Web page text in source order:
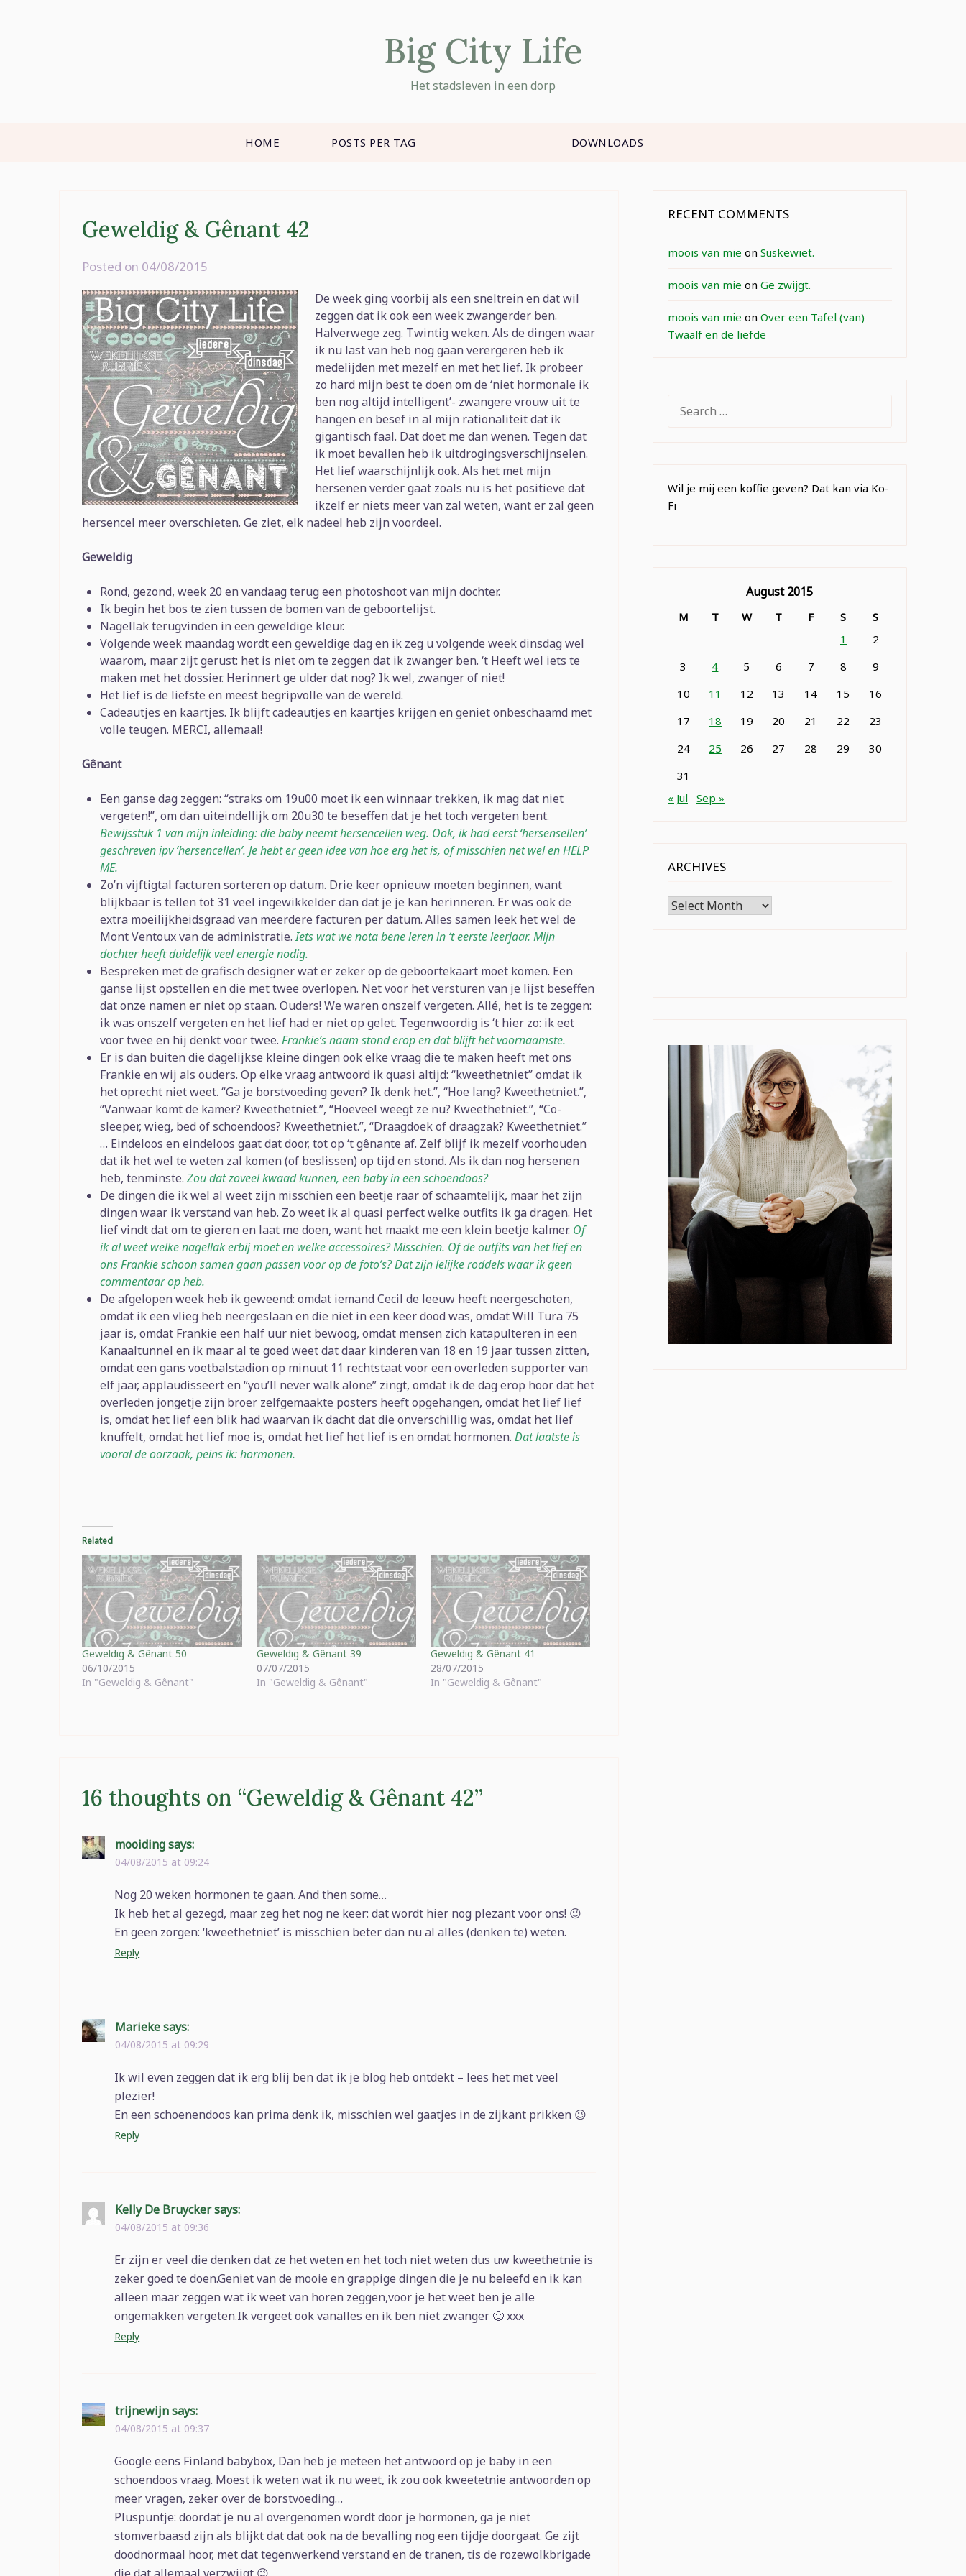
Big City Life
Het stadsleven in een dorp
HOME POSTS PER TAG DOWNLOADS
Geweldig & Gênant 42
Posted on 04/08/2015
rominatje
De week ging voorbij als een sneltrein en dat wil
zeggen dat ik ook een week zwangerder ben.
Halverwege zeg. Twintig weken. Als de dingen waar
ik nu last van heb nog gaan verergeren heb ik
medelijden met mezelf en met het lief. Ik probeer
zo hard mijn best te doen om de ‘niet hormonale ik
ben nog altijd intelligent’- zwangere vrouw uit te
hangen en besef in al mijn rationaliteit dat ik
gigantisch faal. Dat doet me dan wenen. Tegen dat
ik moet bevallen heb ik uitdrogingsverschijnselen.
Het lief waarschijnlijk ook. Als het met mijn
hersenen verder gaat zoals nu is het positieve dat
ikzelf er niets meer van zal weten, want er zal geen
hersencel meer overschieten. Ge ziet, elk nadeel heb zijn voordeel.
Geweldig
Rond, gezond, week 20 en vandaag terug een photoshoot van mijn dochter.
Ik begin het bos te zien tussen de bomen van de geboortelijst.
Nagellak terugvinden in een geweldige kleur.
Volgende week maandag wordt een geweldige dag en ik zeg u volgende week dinsdag wel
waarom, maar zijt gerust: het is niet om te zeggen dat ik zwanger ben. ‘t Heeft wel iets te
maken met het dossier. Herinnert ge ulder dat nog? Ik wel, zwanger of niet!
Het lief is de liefste en meest begripvolle van de wereld.
Cadeautjes en kaartjes. Ik blijft cadeautjes en kaartjes krijgen en geniet onbeschaamd met
volle teugen. MERCI, allemaal!
Gênant
Een ganse dag zeggen: “straks om 19u00 moet ik een winnaar trekken, ik mag dat niet
vergeten!”, om dan uiteindellijk om 20u30 te beseffen dat je het toch vergeten bent.
Bewijsstuk 1 van mijn inleiding: die baby neemt hersencellen weg. Ook, ik had eerst ‘hersensellen’
geschreven ipv ‘hersencellen’. Je hebt er geen idee van hoe erg het is, of misschien net wel en HELP
ME.
Zo’n vijftigtal facturen sorteren op datum. Drie keer opnieuw moeten beginnen, want
blijkbaar is tellen tot 31 veel ingewikkelder dan dat je je kan herinneren. Er was ook de
extra moeilijkheidsgraad van meerdere facturen per datum. Alles samen leek het wel de
Mont Ventoux van de administratie.Iets wat we nota bene leren in ‘t eerste leerjaar. Mijn
dochter heeft duidelijk veel energie nodig.
Bespreken met de grafisch designer wat er zeker op de geboortekaart moet komen. Een
ganse lijst opstellen en die met twee overlopen. Net voor het versturen van je lijst beseffen
dat onze namen er niet op staan. Ouders! We waren onszelf vergeten. Allé, het is te zeggen:
ik was onszelf vergeten en het lief had er niet op gelet. Tegenwoordig is ‘t hier zo: ik eet
voor twee en hij denkt voor twee.Frankie’s naam stond erop en dat blijft het voornaamste.
Er is dan buiten die dagelijkse kleine dingen ook elke vraag die te maken heeft met ons
Frankie en wij als ouders. Op elke vraag antwoord ik quasi altijd: “kweethetniet” omdat ik
het oprecht niet weet. “Ga je borstvoeding geven? Ik denk het.”, “Hoe lang? Kweethetniet.”,
“Vanwaar komt de kamer? Kweethetniet.”, “Hoeveel weegt ze nu? Kweethetniet.”, “Co-
sleeper, wieg, bed of schoendoos? Kweethetniet.”, “Draagdoek of draagzak? Kweethetniet.”
… Eindeloos en eindeloos gaat dat door, tot op ‘t gênante af. Zelf blijf ik mezelf voorhouden
dat ik het wel te weten zal komen (of beslissen) op tijd en stond. Als ik dan nog hersenen
heb, tenminste.Zou dat zoveel kwaad kunnen, een baby in een schoendoos?
De dingen die ik wel al weet zijn misschien een beetje raar of schaamtelijk, maar het zijn
dingen waar ik verstand van heb. Zo weet ik al quasi perfect welke outfits ik ga dragen. Het
lief vindt dat om te gieren en laat me doen, want het maakt me een klein beetje kalmer. Of
ik al weet welke nagellak erbij moet en welke accessoires? Misschien. Of de outfits van het lief en
ons Frankie schoon samen gaan passen voor op de foto’s? Dat zijn lelijke roddels waar ik geen
commentaar op heb.
De afgelopen week heb ik geweend: omdat iemand Cecil de leeuw heeft neergeschoten,
omdat ik een vlieg heb neergeslaan en die niet in een keer dood was, omdat Will Tura 75
jaar is, omdat Frankie een half uur niet bewoog, omdat mensen zich katapulteren in een
Kanaaltunnel en ik maar al te goed weet dat daar kinderen van 18 en 19 jaar tussen zitten,
omdat een gans voetbalstadion op minuut 11 rechtstaat voor een overleden supporter van
elf jaar, applaudisseert en “you’ll never walk alone” zingt, omdat ik de dag erop hoor dat het
overleden jongetje zijn broer zelfgemaakte posters heeft opgehangen, omdat het lief lief
is, omdat het lief een blik had waarvan ik dacht dat die onverschillig was, omdat het lief
knuffelt, omdat het lief moe is, omdat het lief het lief is en omdat hormonen.Dat laatste is
vooral de oorzaak, peins ik: hormonen.
Related
Geweldig & Gênant 50
06/10/2015
In "Geweldig & Gênant"
Geweldig & Gênant 39
07/07/2015
In "Geweldig & Gênant"
Geweldig & Gênant 41
28/07/2015
In "Geweldig & Gênant"
16 thoughts on “Geweldig & Gênant 42”
mooidingsays:
04/08/2015 at 09:24
Nog 20 weken hormonen te gaan. And then some…
Ik heb het al gezegd, maar zeg het nog ne keer: dat wordt hier nog plezant voor ons! 😉
En geen zorgen: ‘kweethetniet’ is misschien beter dan nu al alles (denken te) weten.
Reply
Mariekesays:
04/08/2015 at 09:29
Ik wil even zeggen dat ik erg blij ben dat ik je blog heb ontdekt – lees het met veel
plezier!
En een schoenendoos kan prima denk ik, misschien wel gaatjes in de zijkant prikken 😉
Reply
Kelly De Bruyckersays:
04/08/2015 at 09:36
Er zijn er veel die denken dat ze het weten en het toch niet weten dus uw kweethetnie is
zeker goed te doen.Geniet van de mooie en grappige dingen die je nu beleefd en ik kan
alleen maar zeggen wat ik weet van horen zeggen,voor je het weet ben je alle
ongemakken vergeten.Ik vergeet ook vanalles en ik ben niet zwanger 🙂 xxx
Reply
trijnewijnsays:
04/08/2015 at 09:37
Google eens Finland babybox, Dan heb je meteen het antwoord op je baby in een
schoendoos vraag. Moest ik weten wat ik nu weet, ik zou ook kweetetnie antwoorden op
meer vragen, zeker over de borstvoeding…
Pluspuntje: doordat je nu al overgenomen wordt door je hormonen, ga je niet
stomverbaasd zijn als blijkt dat dat ook na de bevalling nog een tijdje doorgaat. Ge zijt
doodnormaal hoor, met dat tegenwerkend verstand en de tranen, tis de rozewolkbrigade
RECENT COMMENTS
moois van mie on Suskewiet.
moois van mie on Ge zwijgt.
moois van mie on Over een Tafel (van)
Twaalf en de liefde
FOR:
Wil je mij een koffie geven? Dat kan via Ko-
Fi
August 2015
M T W T F S
S
1
2
3
4 5 6 7 8
9
10
11 12 13 14 15
16
17
18 19 20 21 22
23
24
25 26 27 28 29
30
31
« Jul
Sep »
ARCHIVES
Archives